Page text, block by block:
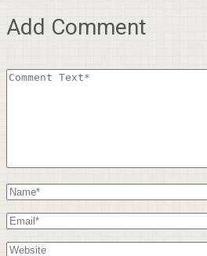
Add Comment